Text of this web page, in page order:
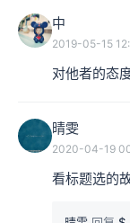
中
2019-05-15
对他者的态
晴雯
2020-04-19
看标题选的